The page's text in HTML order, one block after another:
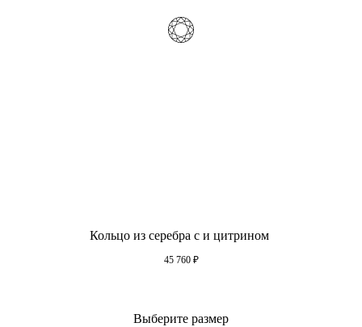
Кольцо из серебра с и цитрином
45 760 ₽
Выберите размер